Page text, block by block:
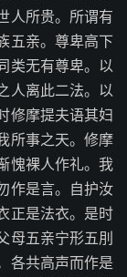
人所贵。所谓有
五亲。尊卑高下
类无有尊卑。以
人离此二法。以
修摩提夫语其妇
所事之天。修摩
愧裸人作礼。我
作是言。自护汝
正是法衣。是时
母五亲宁形五刖
各共高声而作是